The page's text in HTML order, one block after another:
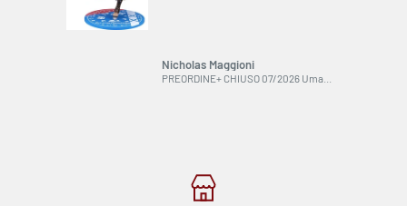
Nicholas Maggioni